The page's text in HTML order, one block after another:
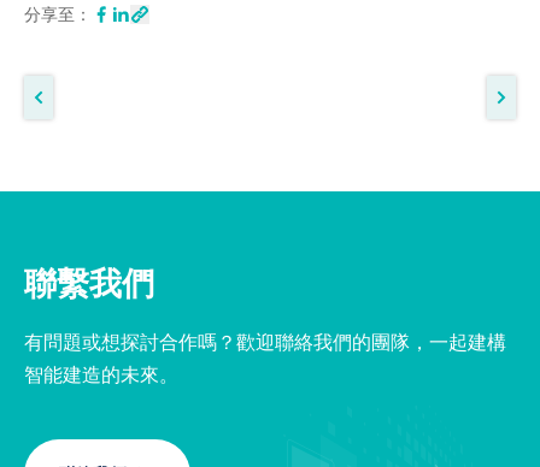
分享至：
聯繫我們
有問題或想探討合作嗎？歡迎聯絡我們的團隊，一起建構
智能建造的未來。